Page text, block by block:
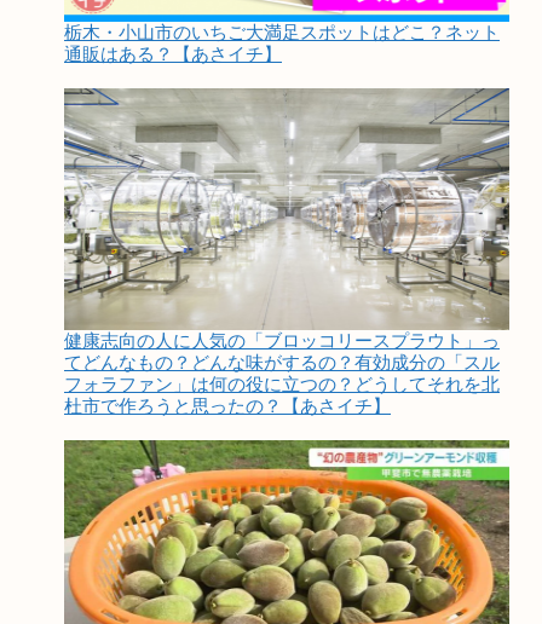
栃木・小山市のいちご大満足スポットはどこ？ネット
通販はある？【あさイチ】
健康志向の人に人気の「ブロッコリースプラウト」っ
てどんなもの？どんな味がするの？有効成分の「スル
フォラファン」は何の役に立つの？どうしてそれを北
杜市で作ろうと思ったの？【あさイチ】